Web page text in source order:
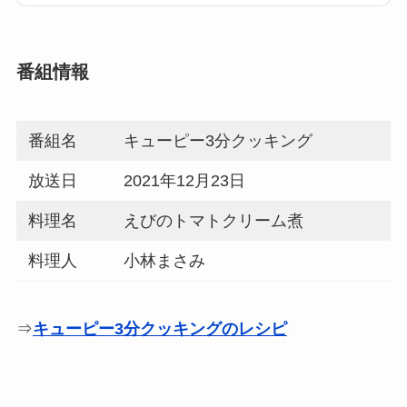
番組情報
番組名 キューピー3分クッキング
放送日 2021年12月23日
料理名 えびのトマトクリーム煮
料理人 小林まさみ
⇒キューピー3分クッキングのレシピ